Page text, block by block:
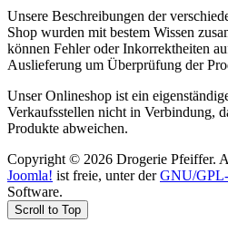
Unsere Beschreibungen der
Shop wurden mit bestem Wissen
können Fehler oder Inkorrektheiten
Auslieferung um Überprüfung der
Unser Onlineshop ist ein
Verkaufsstellen nicht in Verbindung,
Produkte abweichen.
Copyright © 2026 Drogerie Pfeiffer.
Joomla! ist freie, unter derGNU/
Software.
Scroll to Top